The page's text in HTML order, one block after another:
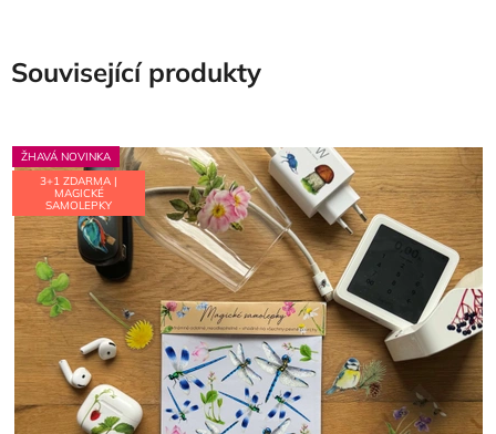
Související produkty
ŽHAVÁ NOVINKA
3+1 ZDARMA |
MAGICKÉ
SAMOLEPKY